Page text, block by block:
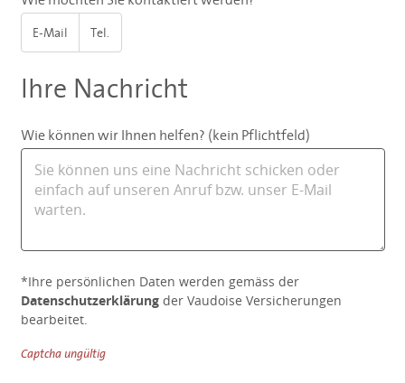
E-Mail Tel.
Ihre Nachricht
Wie können wir Ihnen helfen? (kein Pflichtfeld)
*Ihre persönlichen Daten werden gemäss der
Datenschutzerklärungder Vaudoise Versicherungen
bearbeitet.
Captcha ungültig